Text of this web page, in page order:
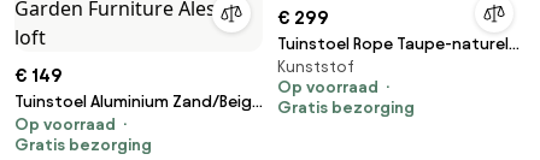
€ 149
Tuinstoel Aluminium Zand/Beige
Lifestyle Garden Furniture
Alessio loft
Op voorraad
Gratis bezorging
€ 299
Tuinstoel Rope Taupe-naturel-
bruin Coco Dune
Kunststof
Op voorraad
Gratis bezorging